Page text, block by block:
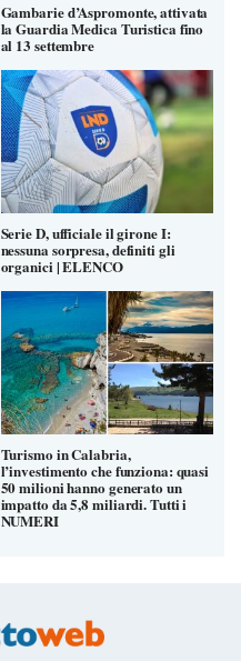
Gambarie d’Aspromonte, attivata
la Guardia Medica Turistica fino
al 13 settembre
Serie D, ufficiale il girone I:
nessuna sorpresa, definiti gli
organici | ELENCO
Turismo in Calabria,
l’investimento che funziona: quasi
50 milioni hanno generato un
impatto da 5,8 miliardi. Tutti i
NUMERI